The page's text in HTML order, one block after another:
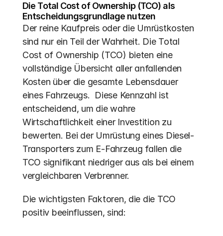
Die Total Cost of Ownership (TCO) als
Entscheidungsgrundlage nutzen
Der reine Kaufpreis oder die Umrüstkosten
sind nur ein Teil der Wahrheit. Die Total
Cost of Ownership (TCO) bieten eine
vollständige Übersicht aller anfallenden
Kosten über die gesamte Lebensdauer
eines Fahrzeugs.  Diese Kennzahl ist
entscheidend, um die wahre
Wirtschaftlichkeit einer Investition zu
bewerten. Bei der Umrüstung eines Diesel-
Transporters zum E-Fahrzeug fallen die
TCO signifikant niedriger aus als bei einem
vergleichbaren Verbrenner.
Die wichtigsten Faktoren, die die TCO
positiv beeinflussen, sind: